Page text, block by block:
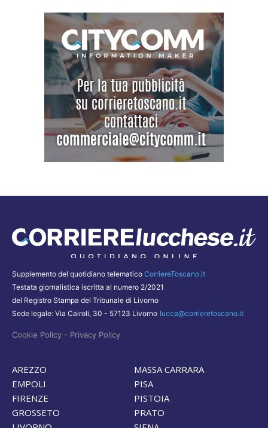
Supplemento del quotidiano telematico CorriereToscano.it
Testata giornalistica iscritta al numero 2/2021
del Registro Stampa del Tribunale di Livorno
Sede legale: Via Cairoli, 30 - 57123 Livorno lucca@corrieretoscano.it
Cookie Policy - Privacy Policy
AREZZO
EMPOLI
FIRENZE
GROSSETO
MASSA CARRARA
PISA
PISTOIA
PRATO